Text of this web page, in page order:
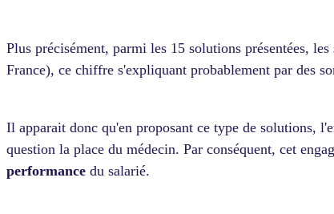
Plus précisément, parmi les 15 solutions présentées,
France), ce chiffre s'expliquant probablement par des
Il apparait donc qu'en proposant ce type de solutions,
question la place du médecin. Par conséquent, cet
performance du salarié.